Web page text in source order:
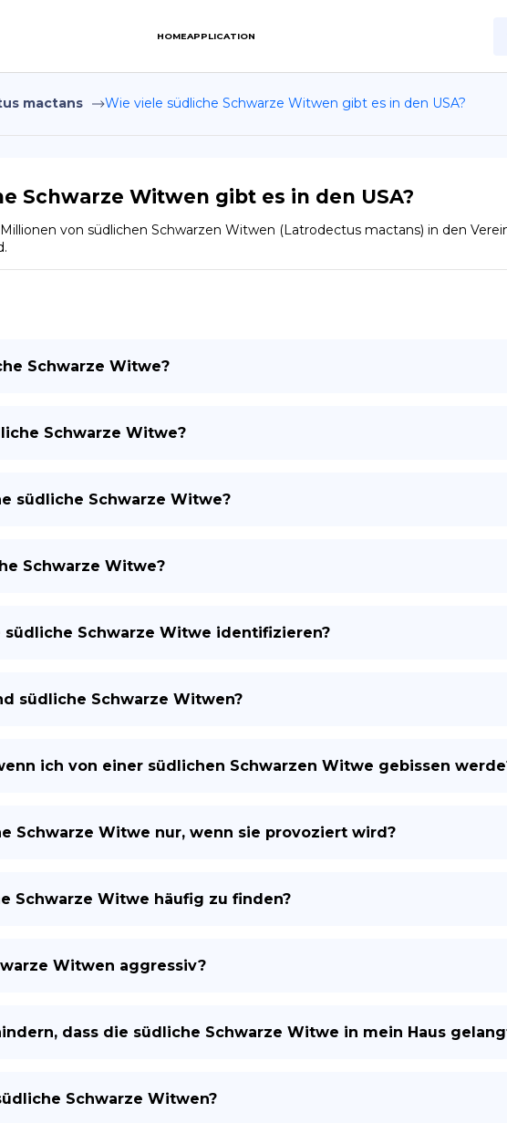
HOMEAPPLICATION
Home
Terms of Use
Privacy Policy
DE
mactans Wie viele südliche Schwarze Witwen gibt es in den USA?
Schwarze Witwen gibt es in den USA?
von südlichen Schwarzen Witwen (Latrodectus mactans) in den
Schwarze Witwe?
Schwarze Witwe?
südliche Schwarze Witwe?
Schwarze Witwe?
südliche Schwarze Witwe identifizieren?
südliche Schwarze Witwen?
ich von einer südlichen Schwarzen Witwe gebissen
Schwarze Witwe nur, wenn sie provoziert wird?
Schwarze Witwe häufig zu finden?
Witwen aggressiv?
dass die südliche Schwarze Witwe in mein Haus
Schwarze Witwen?